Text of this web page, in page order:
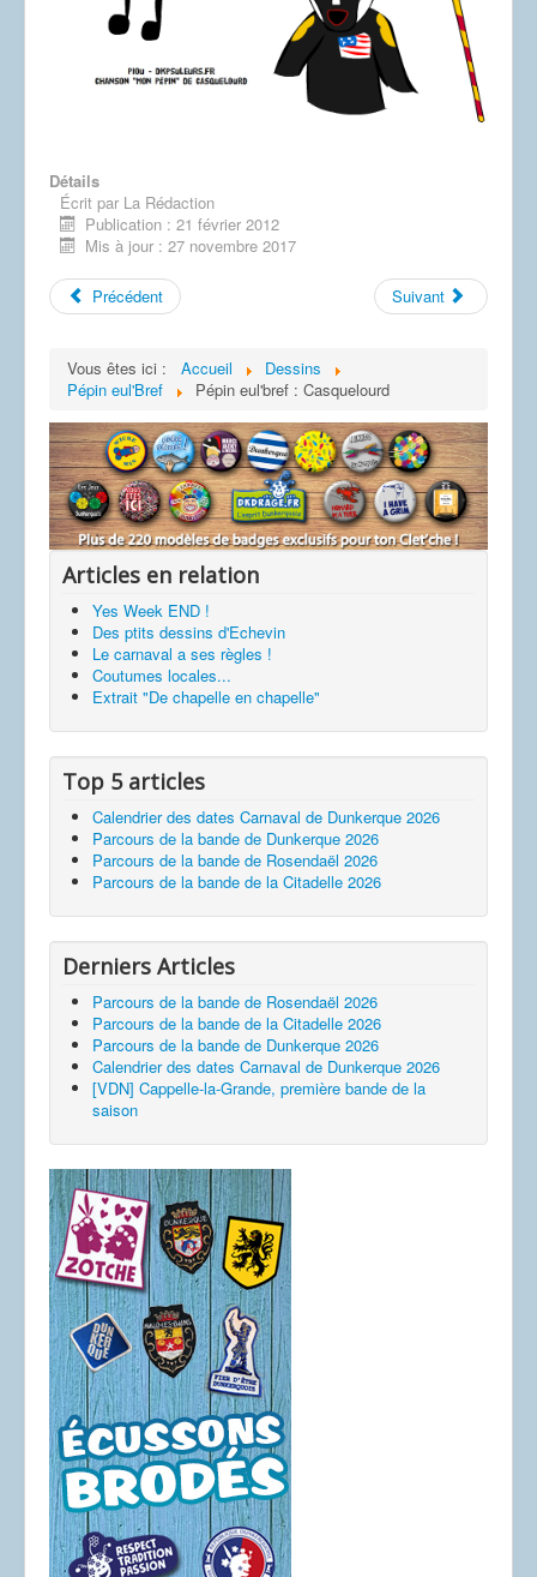
Dessins
Détails
Écrit par La Rédaction
Publication : 21 février 2012
Mis à jour : 27 novembre 2017
Précédent Suivant
Vous êtes ici : Accueil
Dessins
Pépin eul'Bref
Pépin eul'bref : Casquelourd
Articles en relation
Yes Week END !
Des ptits dessins d'Echevin
Le carnaval a ses règles !
Coutumes locales...
Extrait "De chapelle en chapelle"
Top 5 articles
Calendrier des dates Carnaval de Dunkerque 2026
Parcours de la bande de Dunkerque 2026
Parcours de la bande de Rosendaël 2026
Parcours de la bande de la Citadelle 2026
Derniers Articles
Parcours de la bande de Rosendaël 2026
Parcours de la bande de la Citadelle 2026
Parcours de la bande de Dunkerque 2026
Calendrier des dates Carnaval de Dunkerque 2026
[VDN] Cappelle-la-Grande, première bande de la
saison